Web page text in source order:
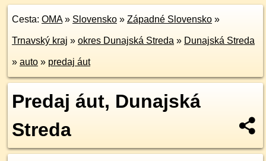
Cesta: OMA» Slovensko » Západné Slovensko »
Trnavský kraj » okres Dunajská Streda » Dunajská Streda
» auto » predaj áut
Predaj áut, Dunajská
Streda